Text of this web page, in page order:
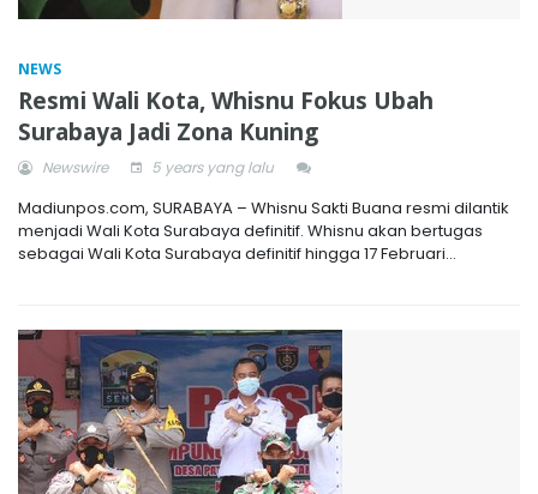
NEWS
Resmi Wali Kota, Whisnu Fokus Ubah
Surabaya Jadi Zona Kuning
Newswire 5 years yang lalu
Madiunpos.com, SURABAYA – Whisnu Sakti Buana resmi dilantik
menjadi Wali Kota Surabaya definitif. Whisnu akan bertugas
sebagai Wali Kota Surabaya definitif hingga 17 Februari...